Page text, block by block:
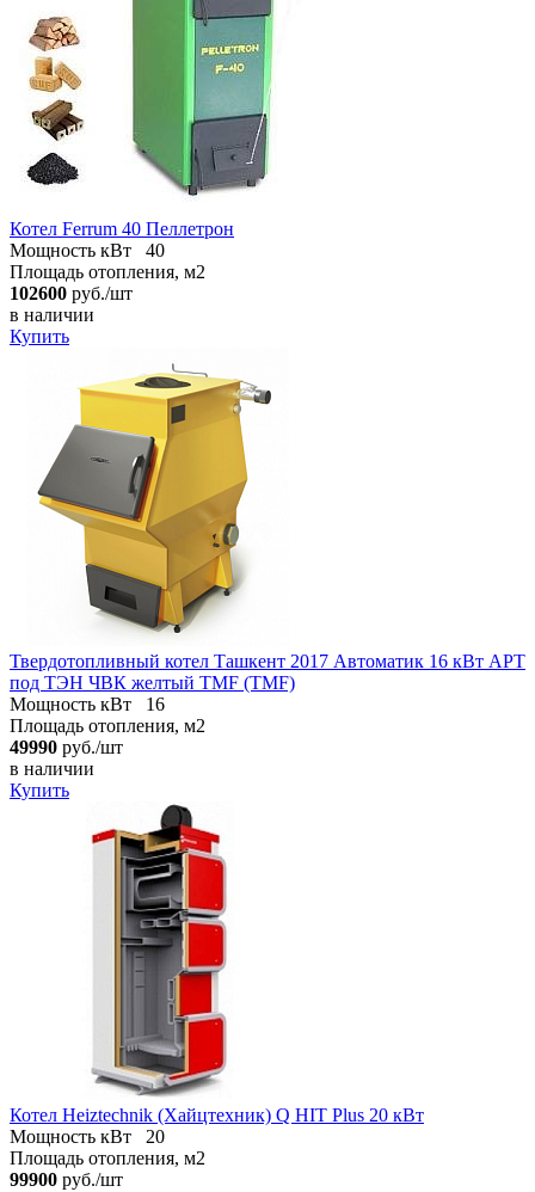
Котел Ferrum 40 Пеллетрон
Мощность кВт
40
Площадь отопления, м2
102600 руб./шт
в наличии
Купить
Твердотопливный котел Ташкент 2017 Автоматик 16 кВт АРТ
под ТЭН ЧВК желтый TMF (TMF)
Мощность кВт
16
Площадь отопления, м2
49990 руб./шт
в наличии
Купить
Котел Heiztechnik (Хайцтехник) Q HIT Plus 20 кВт
Мощность кВт
20
Площадь отопления, м2
99900 руб./шт